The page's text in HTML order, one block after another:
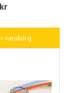
varukorg